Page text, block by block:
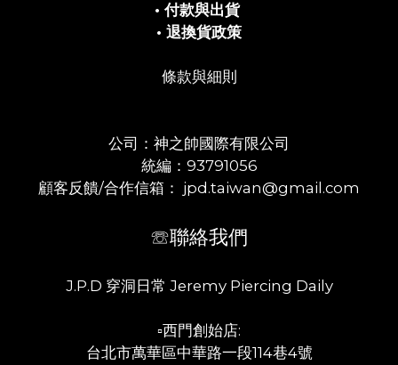
• 付款與出貨
• 退換貨政策
條款與細則
公司：神之帥國際有限公司
統編：93791056
顧客反饋/合作信箱： jpd.taiwan@gmail.com
☏聯絡我們
J.P.D 穿洞日常 Jeremy Piercing Daily
▫️西門創始店:
台北市萬華區中華路一段114巷4號